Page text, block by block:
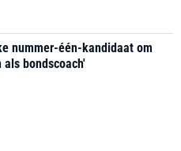
nummer-één-kandidaat om
als bondscoach'